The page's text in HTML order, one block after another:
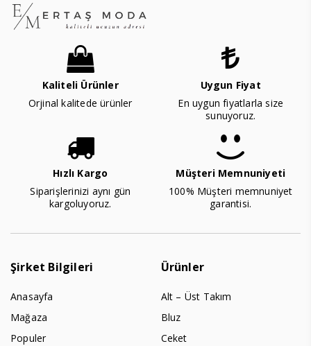
Kaliteli Ürünler
Orjinal kalitede ürünler
Uygun Fiyat
En uygun fiyatlarla size
sunuyoruz.
Hızlı Kargo
Siparişlerinizi aynı gün
kargoluyoruz.
Müşteri Memnuniyeti
100% Müşteri memnuniyet
garantisi.
Şirket Bilgileri
Anasayfa
Mağaza
Populer
Ürünler
Alt – Üst Takım
Bluz
Ceket